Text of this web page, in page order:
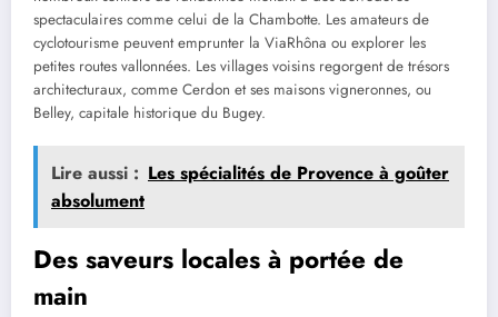
spectaculaires comme celui de la Chambotte. Les amateurs de
cyclotourisme peuvent emprunter la ViaRhôna ou explorer les
petites routes vallonnées. Les villages voisins regorgent de trésors
architecturaux, comme Cerdon et ses maisons vigneronnes, ou
Belley, capitale historique du Bugey.
Lire aussi : Les spécialités de Provence à goûter
absolument
Des saveurs locales à portée de
main